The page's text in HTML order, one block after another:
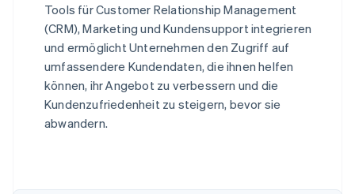
Tools für Customer Relationship Management
(CRM), Marketing und Kundensupport integrieren
und ermöglicht Unternehmen den Zugriff auf
umfassendere Kundendaten, die ihnen helfen
können, ihr Angebot zu verbessern und die
Kundenzufriedenheit zu steigern, bevor sie
abwandern.